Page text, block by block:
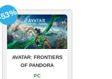
AVATAR: FRONTIERS
OF PANDORA
PC